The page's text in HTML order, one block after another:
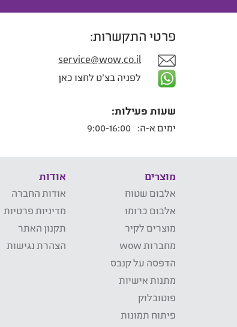
פרטי התקשרות:
service@wow.co.il
לפניה בצ'ט לחצו כאן
שעות פעילות:
ימים א-ה:
מוצרים
אלבום שטוח
אלבום כרומו
מוצרים לקיר
מחברות wow
הדפסה על קנבס
מתנות אישיות
פוטובלוק
פיתוח תמונות
אודות
אודות החברה
מדיניות פרטיות
תקנון האתר
הצהרת נגישות